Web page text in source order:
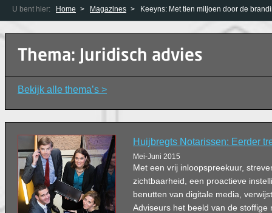
U bent hier: Home Magazines Keeyns: Met tien miljoen door de
Thema: Juridisch advies
Bekijk alle thema’s >
Huijbregts Notarissen: Eerder
Mei-Juni 2015
Met een vrij inloopspreekuur,
zichtbaarheid, een proactieve
benutten van digitale media,
Adviseurs het beeld van de stoffige